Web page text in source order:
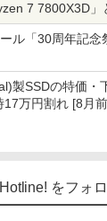
7 7800X3D」
ル「30周年記念
製SSDの特価・
17万円割れ [8月
をフォ